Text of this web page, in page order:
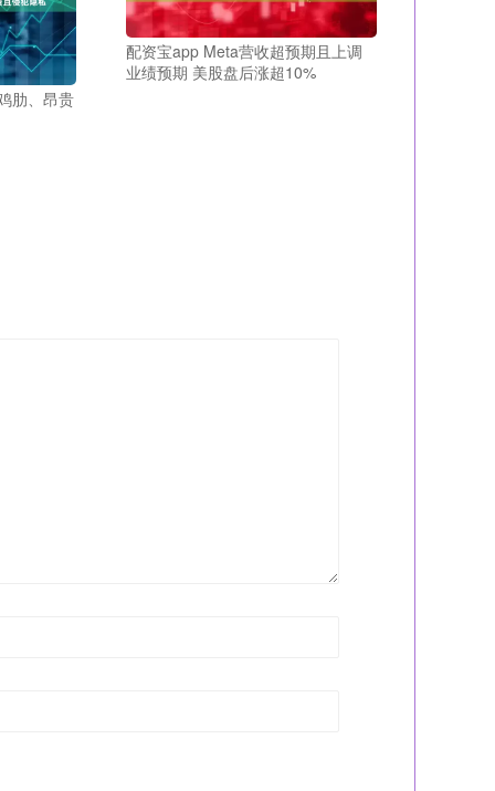
肋、昂贵
配资宝app Meta营收超预期且上调
业绩预期 美股盘后涨超10%